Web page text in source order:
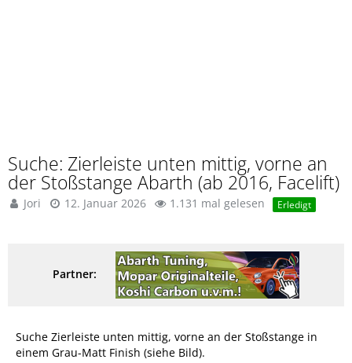
Suche: Zierleiste unten mittig, vorne an
der Stoßstange Abarth (ab 2016, Facelift)
Jori 12. Januar 2026 1.131 mal gelesen Erledigt
Partner:
Suche Zierleiste unten mittig, vorne an der Stoßstange in
einem Grau-Matt Finish (siehe Bild).